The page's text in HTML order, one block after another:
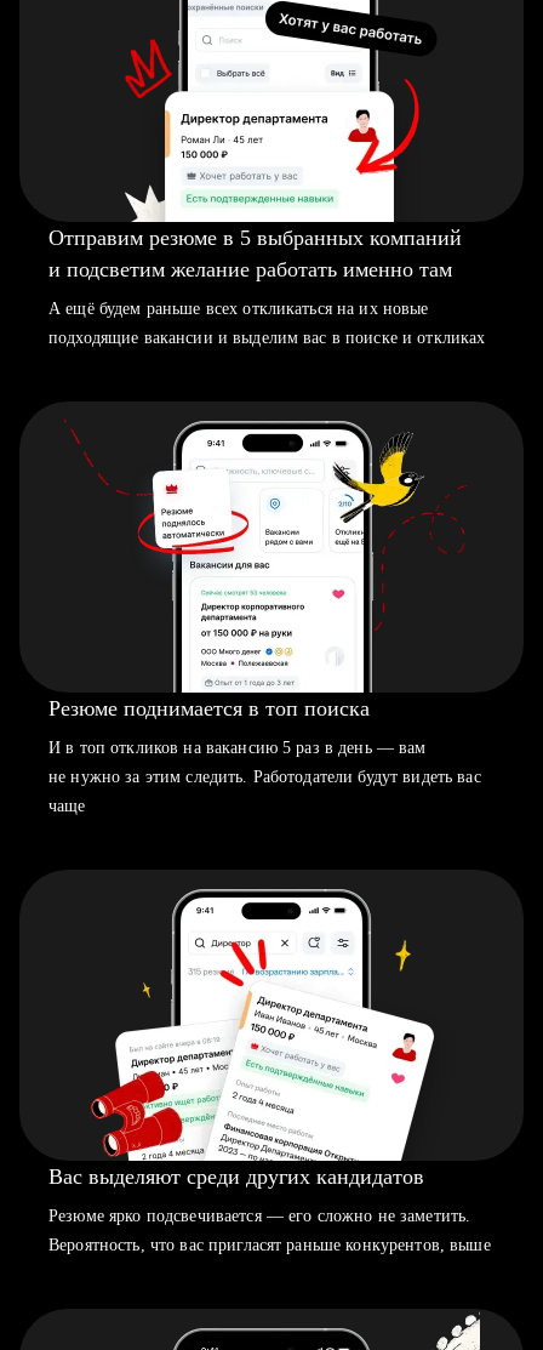
Отправим резюме в 5 выбранных компаний
и подсветим желание работать именно там
А ещё будем раньше всех откликаться на их новые
подходящие вакансии и выделим вас в поиске и откликах
Резюме поднимается в топ поиска
И в топ откликов на вакансию 5 раз в день — вам
не нужно за этим следить. Работодатели будут видеть вас
чаще
Вас выделяют среди других кандидатов
Резюме ярко подсвечивается — его сложно не заметить.
Вероятность, что вас пригласят раньше конкурентов, выше